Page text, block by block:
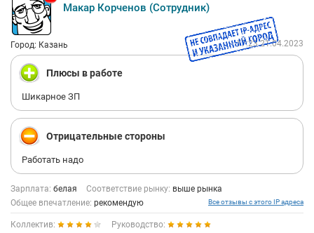
Макар Корченов (Сотрудник)
Город: Казань 17:23 21.04.2023
Плюсы в работе
Шикарное ЗП
Отрицательные стороны
Работать надо
Зарплата: белая Соответствие рынку: выше рынка
Общее впечатление: рекомендую Все отзывы с этого IP адреса
Коллектив:
Руководство: